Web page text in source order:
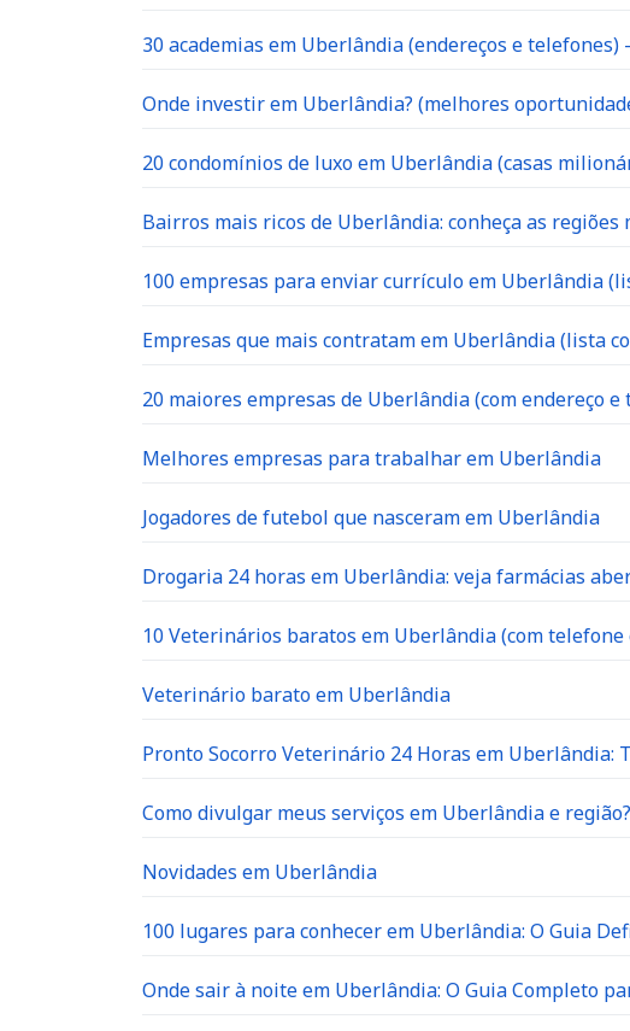
30 academias em Uberlândia (endereços e
Onde investir em Uberlândia? (melhores
20 condomínios de luxo em Uberlândia (casas
Bairros mais ricos de Uberlândia: conheça as regiões
100 empresas para enviar currículo em Uberlândia
Empresas que mais contratam em Uberlândia (lista
20 maiores empresas de Uberlândia (com endereço e
Melhores empresas para trabalhar em Uberlândia
Jogadores de futebol que nasceram em Uberlândia
Drogaria 24 horas em Uberlândia: veja farmácias
10 Veterinários baratos em Uberlândia (com telefone
Veterinário barato em Uberlândia
Pronto Socorro Veterinário 24 Horas em Uberlândia:
Como divulgar meus serviços em Uberlândia e região?
Novidades em Uberlândia
100 lugares para conhecer em Uberlândia: O Guia
Onde sair à noite em Uberlândia: O Guia Completo